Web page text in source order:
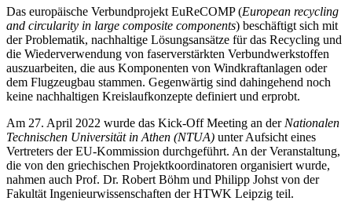
Das europäische Verbundprojekt EuReCOMP (European recycling
and circularity in large composite components) beschäftigt sich mit
der Problematik, nachhaltige Lösungsansätze für das Recycling und
die Wiederverwendung von faserverstärkten Verbundwerkstoffen
auszuarbeiten, die aus Komponenten von Windkraftanlagen oder
dem Flugzeugbau stammen. Gegenwärtig sind dahingehend noch
keine nachhaltigen Kreislaufkonzepte definiert und erprobt.
Am 27. April 2022 wurde das Kick-Off Meeting an der Nationalen
Technischen Universität in Athen (NTUA) unter Aufsicht eines
Vertreters der EU-Kommission durchgeführt. An der Veranstaltung,
die von den griechischen Projektkoordinatoren organisiert wurde,
nahmen auch Prof. Dr. Robert Böhm und Philipp Johst von der
Fakultät Ingenieurwissenschaften der HTWK Leipzig teil.